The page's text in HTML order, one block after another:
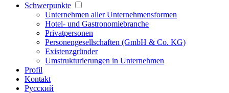
Schwerpunkte
Unternehmen aller Unternehmensformen
Hotel- und Gastronomiebranche
Privatpersonen
Personengesellschaften (GmbH & Co. KG)
Existenzgründer
Umstrukturierungen in Unternehmen
Profil
Kontakt
Русский